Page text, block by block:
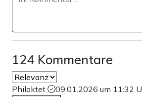
124 Kommentare
Philoktet 09.01.2026 um 11:32